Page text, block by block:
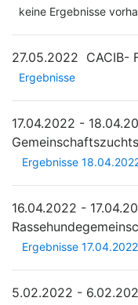
keine Ergebnisse
27.05.2022 CACIB-
Ergebnisse
17.04.2022 -
Ergebnisse
16.04.2022 -
Ergebnisse 17.04.2022
5.02.2022 -